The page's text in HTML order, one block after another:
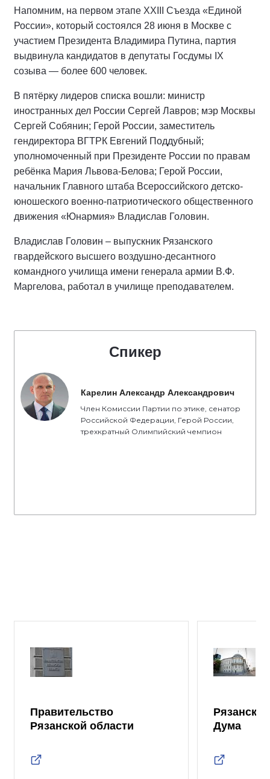
Напомним, на первом этапе XXIII Съезда «Единой
России», который состоялся 28 июня в Москве с
участием Президента Владимира Путина, партия
выдвинула кандидатов в депутаты Госдумы IX
созыва — более 600 человек.
В пятёрку лидеров списка вошли: министр
иностранных дел России Сергей Лавров; мэр Москвы
Сергей Собянин; Герой России, заместитель
гендиректора ВГТРК Евгений Поддубный;
уполномоченный при Президенте России по правам
ребёнка Мария Львова-Белова; Герой России,
начальник Главного штаба Всероссийского детско-
юношеского военно-патриотического общественного
движения «Юнармия» Владислав Головин.
Владислав Головин – выпускник Рязанского
гвардейского высшего воздушно-десантного
командного училища имени генерала армии В.Ф.
Маргелова, работал в училище преподавателем.
Спикер
Карелин Александр Александрович
Член Комиссии Партии по этике, сенатор
Российской Федерации, Герой России,
трехкратный Олимпийский чемпион
Правительство
Рязанской области
Дума